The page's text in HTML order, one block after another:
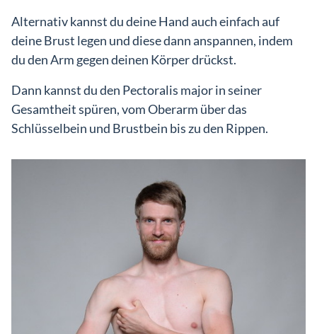
Alternativ kannst du deine Hand auch einfach auf
deine Brust legen und diese dann anspannen, indem
du den Arm gegen deinen Körper drückst.
Dann kannst du den Pectoralis major in seiner
Gesamtheit spüren, vom Oberarm über das
Schlüsselbein und Brustbein bis zu den Rippen.